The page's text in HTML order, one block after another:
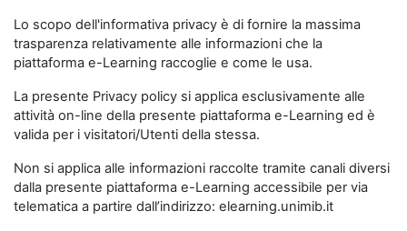
Lo scopo dell'informativa privacy è di fornire la massima
trasparenza relativamente alle informazioni che la
piattaforma e-Learning raccoglie e come le usa.
La presente Privacy policy si applica esclusivamente alle
attività on-line della presente piattaforma e-Learning ed è
valida per i visitatori/Utenti della stessa.
Non si applica alle informazioni raccolte tramite canali diversi
dalla presente piattaforma e-Learning accessibile per via
telematica a partire dall’indirizzo: elearning.unimib.it